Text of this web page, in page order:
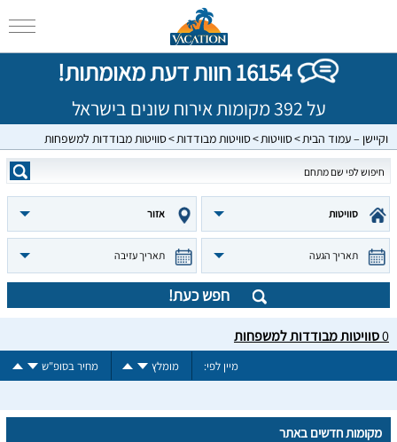
16154 חוות דעת מאומתות!
על 392 מקומות אירוח שונים בישראל
וקיישן – עמוד הבית סוויטות סוויטות מבודדות סוויטות מבודדות למשפחות
סוויטות אזור
תאריך הגעה תאריך עזיבה
חפש כעת!
0סוויטות מבודדות למשפחות
מיין לפי: מומלץ מחיר בסופ"ש
מקומות חדשים באתר